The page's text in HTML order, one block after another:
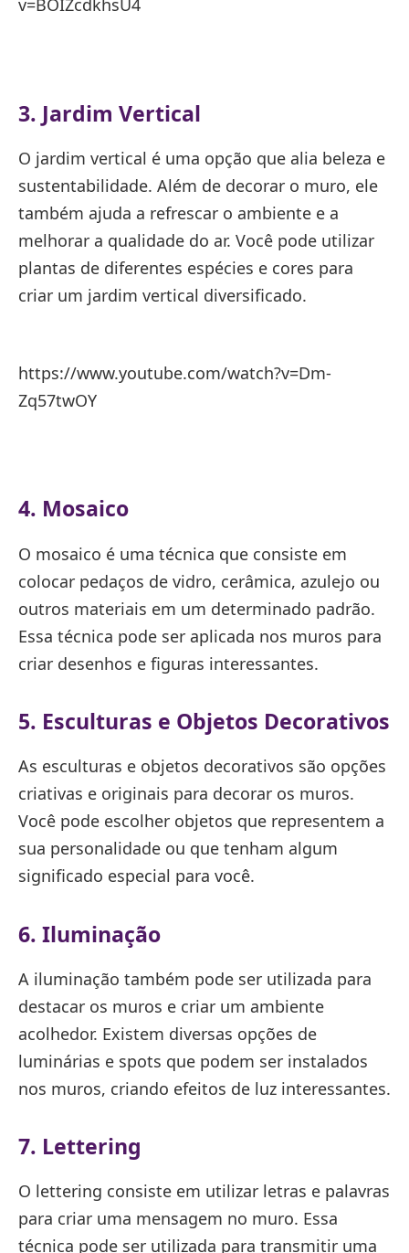
v=BOIZcdkhsU4
3. Jardim Vertical
O jardim vertical é uma opção que alia beleza e
sustentabilidade. Além de decorar o muro, ele
também ajuda a refrescar o ambiente e a
melhorar a qualidade do ar. Você pode utilizar
plantas de diferentes espécies e cores para
criar um jardim vertical diversificado.
https://www.youtube.com/watch?v=Dm-
Zq57twOY
4. Mosaico
O mosaico é uma técnica que consiste em
colocar pedaços de vidro, cerâmica, azulejo ou
outros materiais em um determinado padrão.
Essa técnica pode ser aplicada nos muros para
criar desenhos e figuras interessantes.
5. Esculturas e Objetos Decorativos
As esculturas e objetos decorativos são opções
criativas e originais para decorar os muros.
Você pode escolher objetos que representem a
sua personalidade ou que tenham algum
significado especial para você.
6. Iluminação
A iluminação também pode ser utilizada para
destacar os muros e criar um ambiente
acolhedor. Existem diversas opções de
luminárias e spots que podem ser instalados
nos muros, criando efeitos de luz interessantes.
7. Lettering
O lettering consiste em utilizar letras e palavras
para criar uma mensagem no muro. Essa
técnica pode ser utilizada para transmitir uma